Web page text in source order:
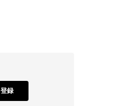
さ、丈感袖のたる
も迅速丁寧にして
登録